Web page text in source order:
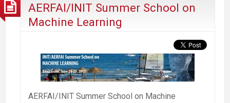
AERFAI/INIT Summer School on
Machine Learning
AERFAI/INIT Summer School on Machine